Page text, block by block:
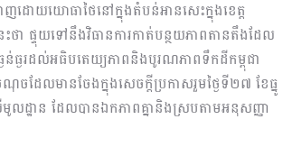
ដោយយោធាថៃនៅក្នុងតំបន់អានសេះក្នុងខេត្ត
ថា ផ្ទុយទៅនឹងវិធានការកាត់បន្ថយភាពតានតឹងដែល
ន់ធ្ងរដល់អធិបតេយ្យភាពនិងបូរណភាពទឹកដីកម្ពុជា
ដែលមានចែងក្នុងសេចក្តីប្រកាសរួមថ្ងៃទី២៧ ខែធ្នូ
ដ្ឋាន ដែលបានឯកភាពគ្នានិងស្របតាមអនុសញ្ញា